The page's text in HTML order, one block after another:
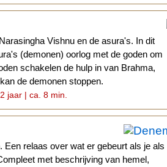
Vishnu en de asura's. In dit
(demonen) oorlog met de goden om
schakelen de hulp in van Brahma,
de demonen stoppen.
jaar | ca. 8 min.
relaas over wat er gebeurt als je als
met beschrijving van hemel,